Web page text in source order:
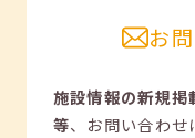
お
施設情報の新規掲
等、 お問い合わ